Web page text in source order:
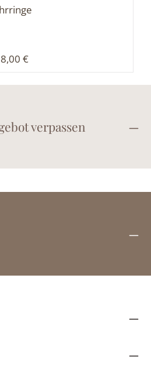
Preis:
€
verpassen